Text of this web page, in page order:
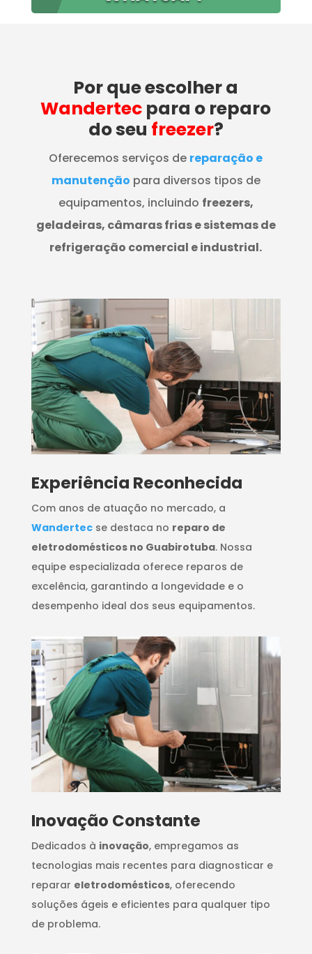
Por que escolher a
Wandertec para o reparo
do seu freezer?
Oferecemos serviços de reparação e
manutenção para diversos tipos de
equipamentos, incluindo freezers,
geladeiras, câmaras frias e sistemas de
refrigeração comercial e industrial.
​Experiência Reconhecida
Com anos de atuação no mercado, a
Wandertecse destaca no reparo de
eletrodomésticos no Guabirotuba. Nossa
equipe especializada oferece reparos de
excelência, garantindo a longevidade e o
desempenho ideal dos seus equipamentos.
Inovação Constante
Dedicados à inovação, empregamos as
tecnologias mais recentes para diagnosticar e
reparar eletrodomésticos, oferecendo
soluções ágeis e eficientes para qualquer tipo
de problema.